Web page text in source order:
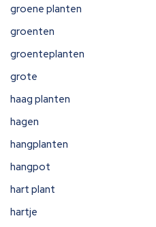
groene planten
groenten
groenteplanten
grote
haag planten
hagen
hangplanten
hangpot
hart plant
hartje